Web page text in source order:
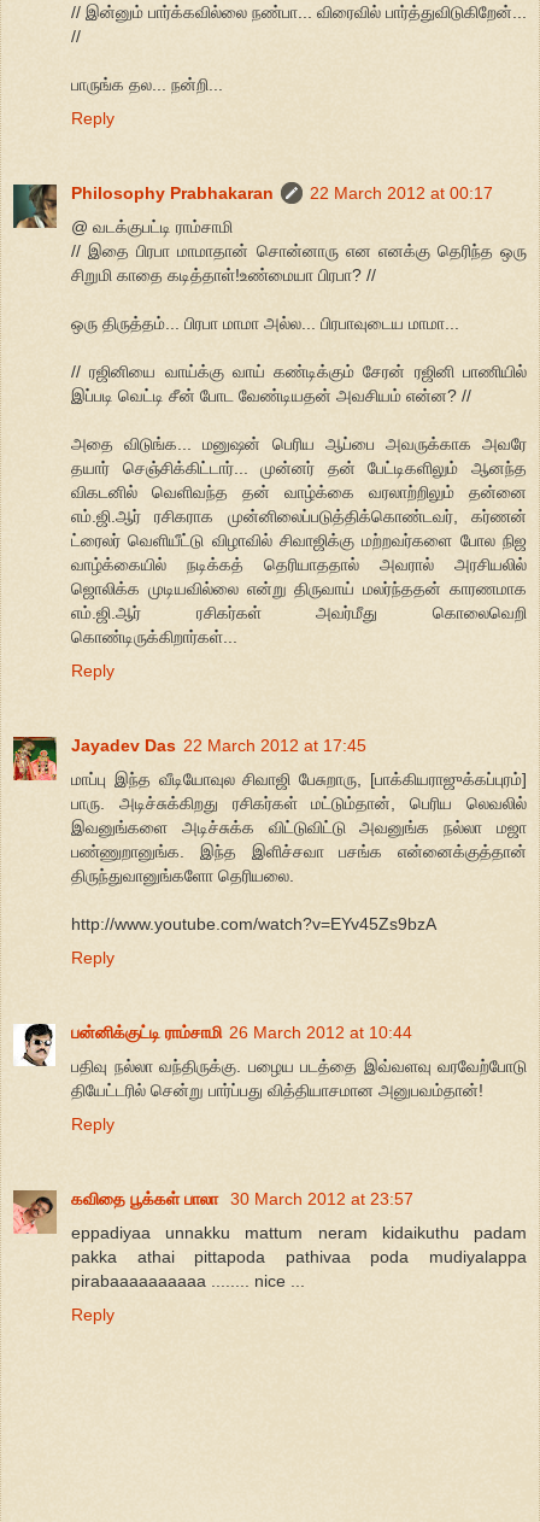
// இன்னும் பார்க்கவில்லை நண்பா... விரைவில் பார்த்துவிடுகிறேன்...
//
பாருங்க தல... நன்றி...
Reply
Philosophy Prabhakaran
22 March 2012 at 00:17
@ வடக்குபட்டி ராம்சாமி
// இதை பிரபா மாமாதான் சொன்னாரு என எனக்கு தெரிந்த ஒரு
சிறுமி காதை கடித்தாள்!உண்மையா பிரபா? //
ஒரு திருத்தம்... பிரபா மாமா அல்ல... பிரபாவுடைய மாமா...
// ரஜினியை வாய்க்கு வாய் கண்டிக்கும் சேரன் ரஜினி பாணியில்
இப்படி வெட்டி சீன் போட வேண்டியதன் அவசியம் என்ன? //
அதை விடுங்க... மனுஷன் பெரிய ஆப்பை அவருக்காக அவரே
தயார் செஞ்சிக்கிட்டார்... முன்னர் தன் பேட்டிகளிலும் ஆனந்த
விகடனில் வெளிவந்த தன் வாழ்க்கை வரலாற்றிலும் தன்னை
எம்.ஜி.ஆர் ரசிகராக முன்னிலைப்படுத்திக்கொண்டவர், கர்ணன்
ட்ரைலர் வெளியீட்டு விழாவில் சிவாஜிக்கு மற்றவர்களை போல நிஜ
வாழ்க்கையில் நடிக்கத் தெரியாததால் அவரால் அரசியலில்
ஜொலிக்க முடியவில்லை என்று திருவாய் மலர்ந்ததன் காரணமாக
எம்.ஜி.ஆர் ரசிகர்கள் அவர்மீது கொலைவெறி
கொண்டிருக்கிறார்கள்...
Reply
Jayadev Das 22 March 2012 at 17:45
மாப்பு இந்த வீடியோவுல சிவாஜி பேசுறாரு, [பாக்கியராஜுக்கப்புரம்]
பாரு. அடிச்சுக்கிறது ரசிகர்கள் மட்டும்தான், பெரிய லெவலில்
இவனுங்களை அடிச்சுக்க விட்டுவிட்டு அவனுங்க நல்லா மஜா
பண்ணுறானுங்க. இந்த இளிச்சவா பசங்க என்னைக்குத்தான்
திருந்துவானுங்களோ தெரியலை.
http://www.youtube.com/watch?v=EYv45Zs9bzA
Reply
பன்னிக்குட்டி ராம்சாமி 26 March 2012 at 10:44
பதிவு நல்லா வந்திருக்கு. பழைய படத்தை இவ்வளவு வரவேற்போடு
தியேட்டரில் சென்று பார்ப்பது வித்தியாசமான அனுபவம்தான்!
Reply
கவிதை பூக்கள் பாலா 30 March 2012 at 23:57
eppadiyaa unnakku mattum neram kidaikuthu padam
pakka athai pittapoda pathivaa poda mudiyalappa
pirabaaaaaaaaaa ........ nice ...
Reply